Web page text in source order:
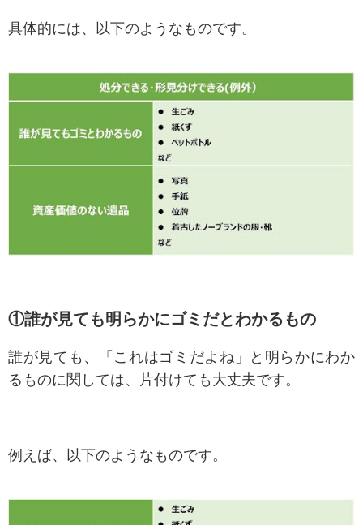
具体的には、以下のようなものです。
①誰が見ても明らかにゴミだとわかるもの
誰が見ても、「これはゴミだよね」と明らかにわか
るものに関しては、片付けても大丈夫です。
例えば、以下のようなものです。